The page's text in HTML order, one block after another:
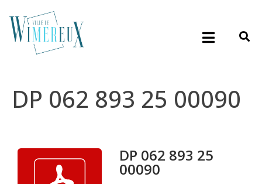
DP 062 893 25 00090
DP 062 893 25
00090